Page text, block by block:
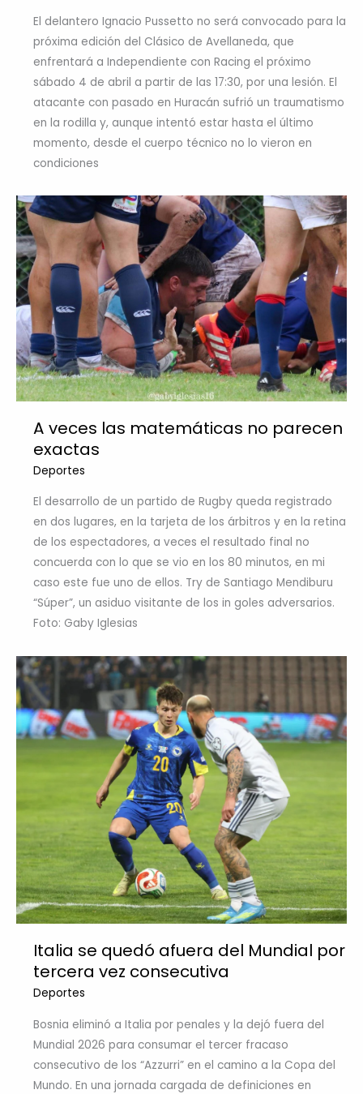
El delantero Ignacio Pussetto no será convocado para la
próxima edición del Clásico de Avellaneda, que
enfrentará a Independiente con Racing el próximo
sábado 4 de abril a partir de las 17:30, por una lesión. El
atacante con pasado en Huracán sufrió un traumatismo
en la rodilla y, aunque intentó estar hasta el último
momento, desde el cuerpo técnico no lo vieron en
condiciones
A veces las matemáticas no parecen
exactas
Deportes
El desarrollo de un partido de Rugby queda registrado
en dos lugares, en la tarjeta de los árbitros y en la retina
de los espectadores, a veces el resultado final no
concuerda con lo que se vio en los 80 minutos, en mi
caso este fue uno de ellos. Try de Santiago Mendiburu
“Súper”, un asiduo visitante de los in goles adversarios.
Foto: Gaby Iglesias
Italia se quedó afuera del Mundial por
tercera vez consecutiva
Deportes
Bosnia eliminó a Italia por penales y la dejó fuera del
Mundial 2026 para consumar el tercer fracaso
consecutivo de los “Azzurri” en el camino a la Copa del
Mundo. En una jornada cargada de definiciones en